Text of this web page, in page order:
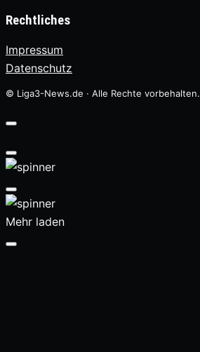
Rechtliches
Impressum
Datenschutz
© Liga3-News.de · Alle Rechte vorbehalten.
Mehr laden